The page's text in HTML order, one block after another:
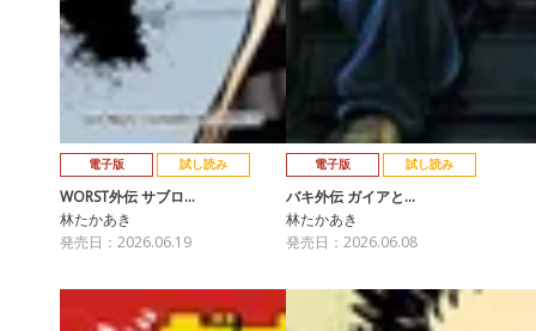
電子版 試し読み
WORST外伝 サブロ…
林たかあき
発売日：2026.06.19
電子版 試し読み
バキ外伝 ガイアと…
林たかあき
発売日：2026.06.08